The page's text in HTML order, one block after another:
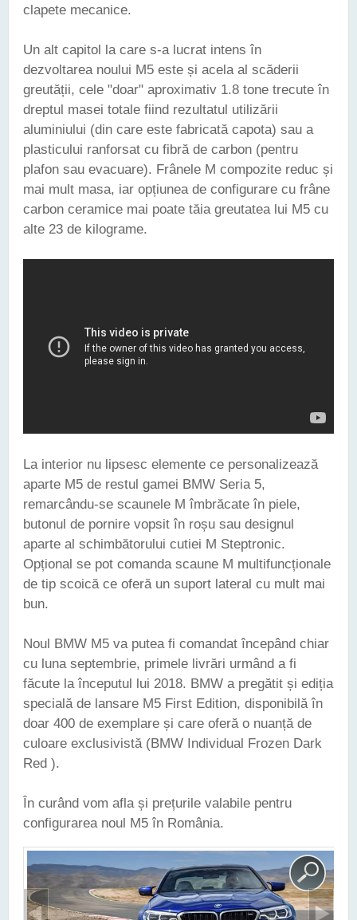
clapete mecanice.
Un alt capitol la care s-a lucrat intens în
dezvoltarea noului M5 este și acela al scăderii
greutății, cele "doar" aproximativ 1.8 tone trecute în
dreptul masei totale fiind rezultatul utilizării
aluminiului (din care este fabricată capota) sau a
plasticului ranforsat cu fibră de carbon (pentru
plafon sau evacuare). Frânele M compozite reduc și
mai mult masa, iar opțiunea de configurare cu frâne
carbon ceramice mai poate tăia greutatea lui M5 cu
alte 23 de kilograme.
La interior nu lipsesc elemente ce personalizează
aparte M5 de restul gamei BMW Seria 5,
remarcându-se scaunele M îmbrăcate în piele,
butonul de pornire vopsit în roșu sau designul
aparte al schimbătorului cutiei M Steptronic.
Opțional se pot comanda scaune M multifuncționale
de tip scoică ce oferă un suport lateral cu mult mai
bun.
Noul BMW M5 va putea fi comandat începând chiar
cu luna septembrie, primele livrări urmând a fi
făcute la începutul lui 2018. BMW a pregătit și ediția
specială de lansare M5 First Edition, disponibilă în
doar 400 de exemplare și care oferă o nuanță de
culoare exclusivistă (BMW Individual Frozen Dark
Red ).
În curând vom afla și prețurile valabile pentru
configurarea noul M5 în România.